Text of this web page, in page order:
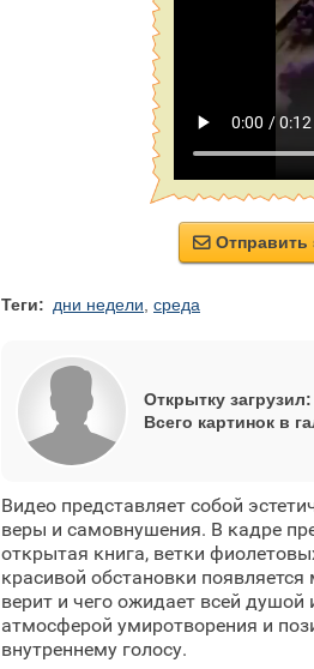
 Отправить
Теги: дни недели среда
Открытку загрузил:
Всего картинок в
Видео представляет собой
веры и самовнушения. В кадре
открытая книга, ветки
красивой обстановки
верит и чего ожидает всей
атмосферой умиротворения и
внутреннему голосу.